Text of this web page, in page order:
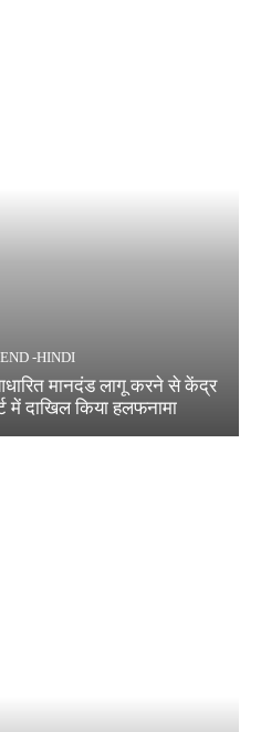
-HINDI
मानदंड लागू करने से केंद्र
में दाखिल किया हलफनामा